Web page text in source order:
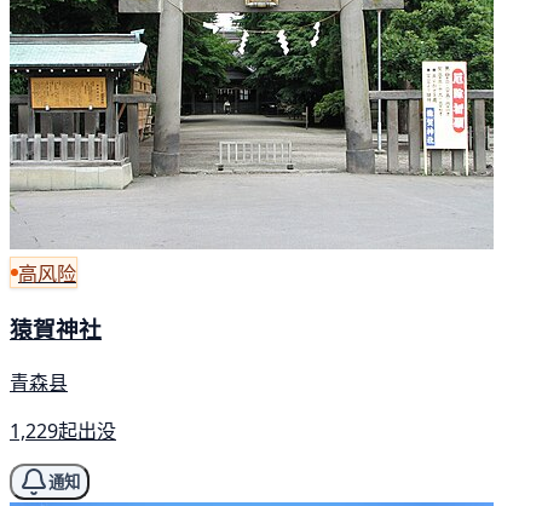
高风险
猿賀神社
青森县
1,229起出没
通知